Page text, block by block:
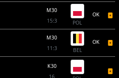
M30
15:3
POL
OK
M30
11:3
BEL
OK
K30
16